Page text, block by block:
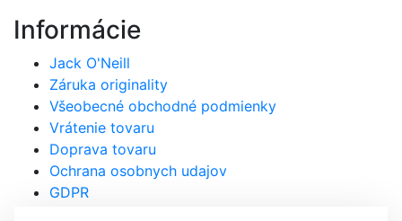
Informácie
Jack O'Neill
Záruka originality
Všeobecné obchodné podmienky
Vrátenie tovaru
Doprava tovaru
Ochrana osobnych udajov
GDPR